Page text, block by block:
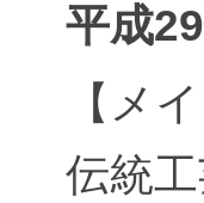
平成
【メ
伝統